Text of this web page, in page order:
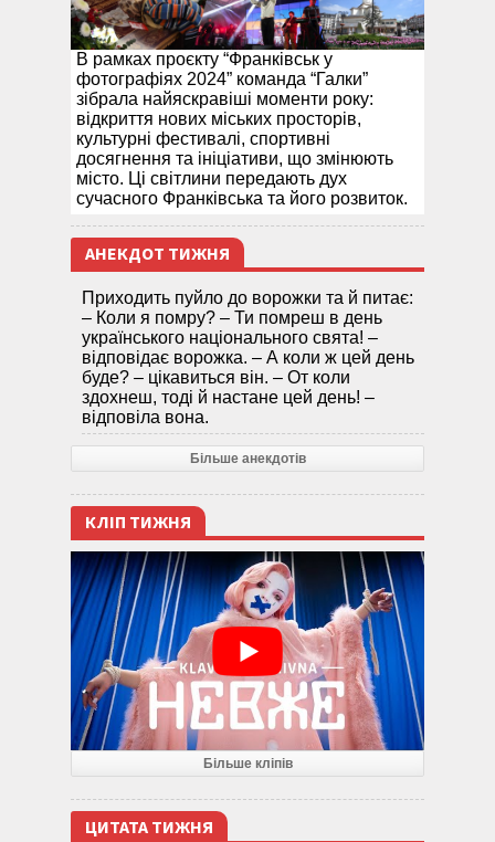
В рамках проєкту “Франківськ у
фотографіях 2024” команда “Галки”
зібрала найяскравіші моменти року:
відкриття нових міських просторів,
культурні фестивалі, спортивні
досягнення та ініціативи, що змінюють
місто. Ці світлини передають дух
сучасного Франківська та його розвиток.
АНЕКДОТ ТИЖНЯ
Приходить пуйло до ворожки та й питає:
– Коли я помру? – Ти помреш в день
українського національного свята! –
відповідає ворожка. – А коли ж цей день
буде? – цікавиться він. – От коли
здохнеш, тоді й настане цей день! –
відповіла вона.
Більше анекдотів
КЛІП ТИЖНЯ
Більше кліпів
ЦИТАТА ТИЖНЯ